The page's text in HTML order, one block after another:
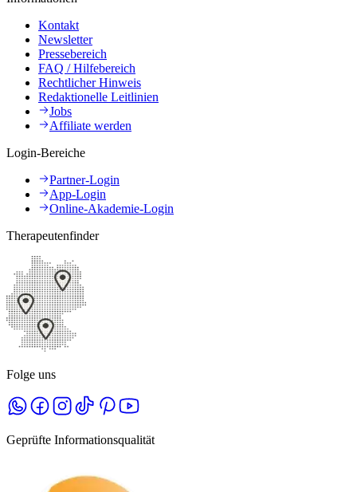
Kontakt
Newsletter
Pressebereich
FAQ / Hilfebereich
Rechtlicher Hinweis
Redaktionelle Leitlinien
Jobs
Affiliate werden
Login-Bereiche
Partner-Login
App-Login
Online-Akademie-Login
Therapeutenfinder
Folge uns
Geprüfte Informationsqualität